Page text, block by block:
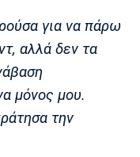
για να πάρω
αλλά δεν τα
μόνος μου.
την